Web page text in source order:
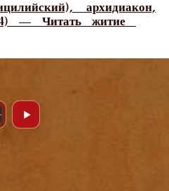
архидиакон,
— Читать житие